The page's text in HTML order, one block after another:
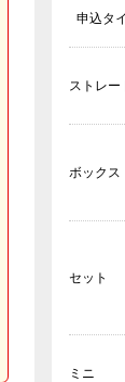
申込タ
ストレー
ボックス
セット
ミニ